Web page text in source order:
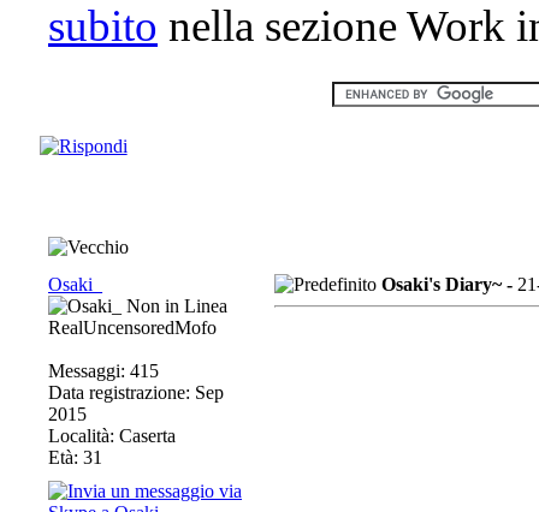
subito nella sezione Work
Osaki_
RealUncensoredMofo
Messaggi: 415
Data registrazione: Sep
2015
Località: Caserta
Età: 31
Osaki's Diary~ -